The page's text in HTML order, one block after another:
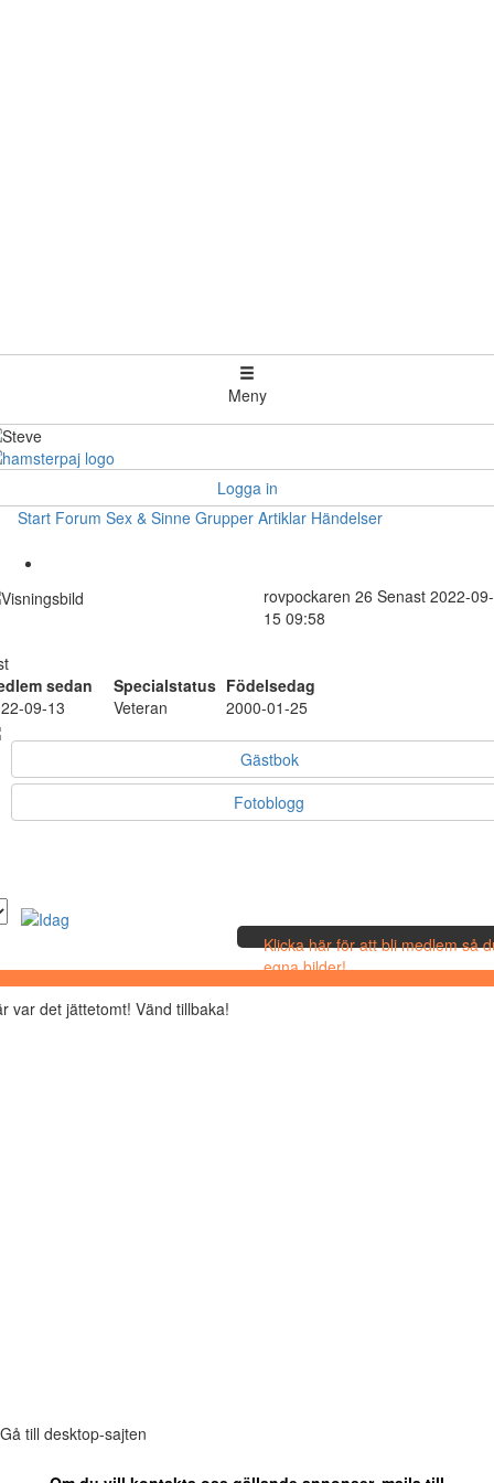
Meny
Logga in
Start Forum Sex & Sinne Grupper Artiklar Händelser
rovpockaren 26 Senast 2022-09-
15 09:58
sedan
Specialstatus Födelsedag
09-13
Veteran 2000-01-25
Gästbok
Fotoblogg
Klicka här för att bli medlem så
egna bilder!
var det jättetomt! Vänd tillbaka!
Gå till desktop-sajten